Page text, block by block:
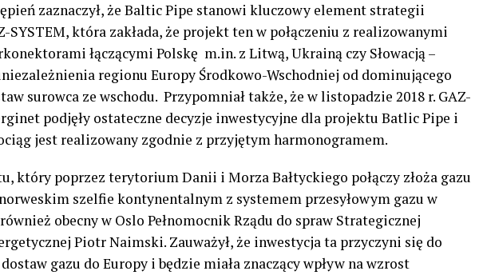
zaznaczył, że Baltic Pipe stanowi kluczowy element strategii
SYSTEM, która zakłada, że projekt ten w połączeniu z realizowanymi
łączącymi Polskę m.in. z Litwą, Ukrainą czy Słowacją –
regionu Europy Środkowo-Wschodniej od dominującego
surowca ze wschodu. Przypomniał także, że w listopadzie 2018 r. GAZ-
podjęły ostateczne decyzje inwestycyjne dla projektu Batlic Pipe i
jest realizowany zgodnie z przyjętym harmonogramem.
który poprzez terytorium Danii i Morza Bałtyckiego połączy złoża gazu
szelfie kontynentalnym z systemem przesyłowym gazu w
obecny w Oslo Pełnomocnik Rządu do spraw Strategicznej
Piotr Naimski. Zauważył, że inwestycja ta przyczyni się do
gazu do Europy i będzie miała znaczący wpływ na wzrost